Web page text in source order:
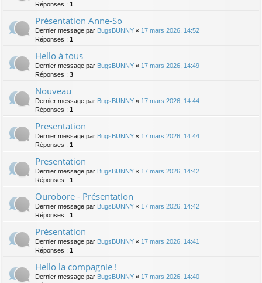
Réponses : 1
Présentation Anne-So
Dernier message par BugsBUNNY « 17 mars 2026, 14:52
Réponses : 1
Hello à tous
Dernier message par BugsBUNNY « 17 mars 2026, 14:49
Réponses : 3
Nouveau
Dernier message par BugsBUNNY « 17 mars 2026, 14:44
Réponses : 1
Presentation
Dernier message par BugsBUNNY « 17 mars 2026, 14:44
Réponses : 1
Presentation
Dernier message par BugsBUNNY « 17 mars 2026, 14:42
Réponses : 1
Ourobore - Présentation
Dernier message par BugsBUNNY « 17 mars 2026, 14:42
Réponses : 1
Présentation
Dernier message par BugsBUNNY « 17 mars 2026, 14:41
Réponses : 1
Hello la compagnie !
Dernier message par BugsBUNNY « 17 mars 2026, 14:40